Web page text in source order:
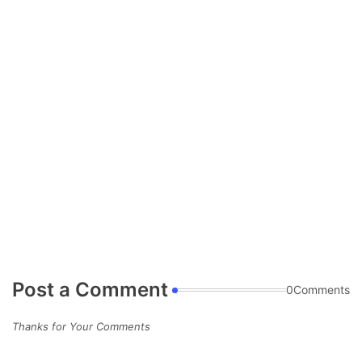
Post a Comment 0Comments
Thanks for Your Comments